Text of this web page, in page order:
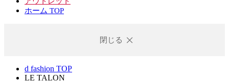
ホーム TOP
閉じる
d fashion TOP
LE TALON